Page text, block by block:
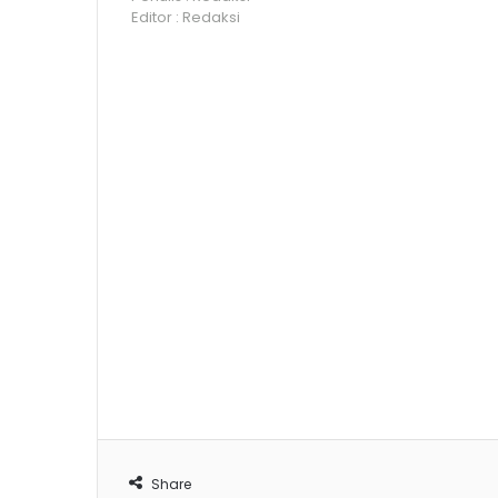
Editor : Redaksi
Share